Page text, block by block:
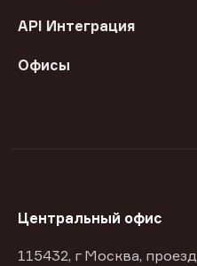
API Интеграция
Офисы
Центральный офис
115432, г Москва, проезд